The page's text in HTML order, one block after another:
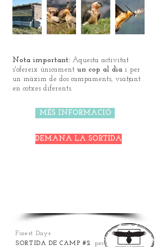
Nota important: Aquesta activitat
s'ofereix únicament un cop al dia i per
un màxim de dos campaments, viatjant
en cotxes diferents.
MÉS INFORMACIÓ
DEMANA LA SORTIDA
Forest Days
SORTIDA DE CAMP #2 per